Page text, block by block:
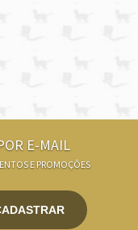
E-MAIL
E PROMOÇÕES